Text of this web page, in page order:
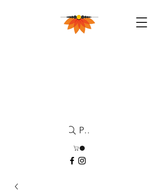
Pesquisa